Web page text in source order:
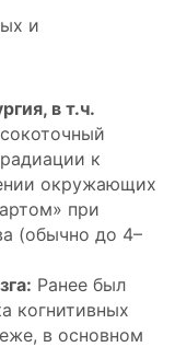
и
в т.ч.
к
окружающих
при
(обычно до 4–
Ранее был
когнитивных
в основном